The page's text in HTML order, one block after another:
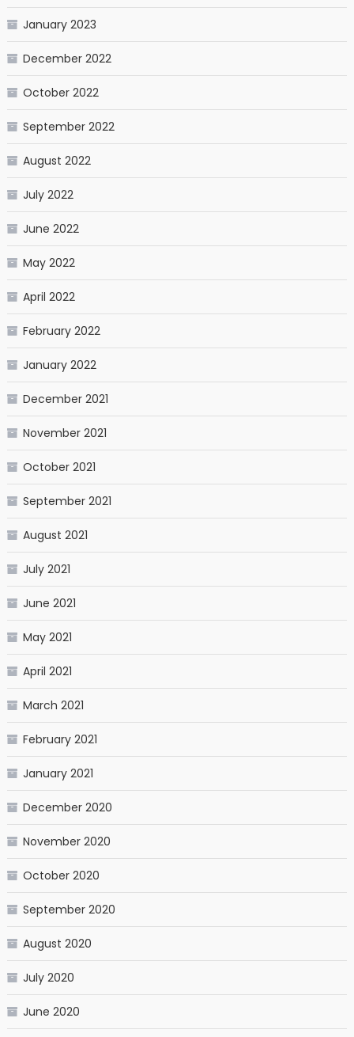
January 2023
December 2022
October 2022
September 2022
August 2022
July 2022
June 2022
May 2022
April 2022
February 2022
January 2022
December 2021
November 2021
October 2021
September 2021
August 2021
July 2021
June 2021
May 2021
April 2021
March 2021
February 2021
January 2021
December 2020
November 2020
October 2020
September 2020
August 2020
July 2020
June 2020